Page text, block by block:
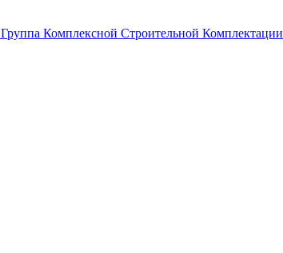
Группа Комплексной Строительной Комплектации